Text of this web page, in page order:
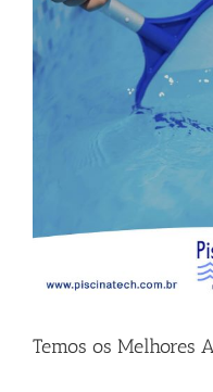
Temos os Melhores